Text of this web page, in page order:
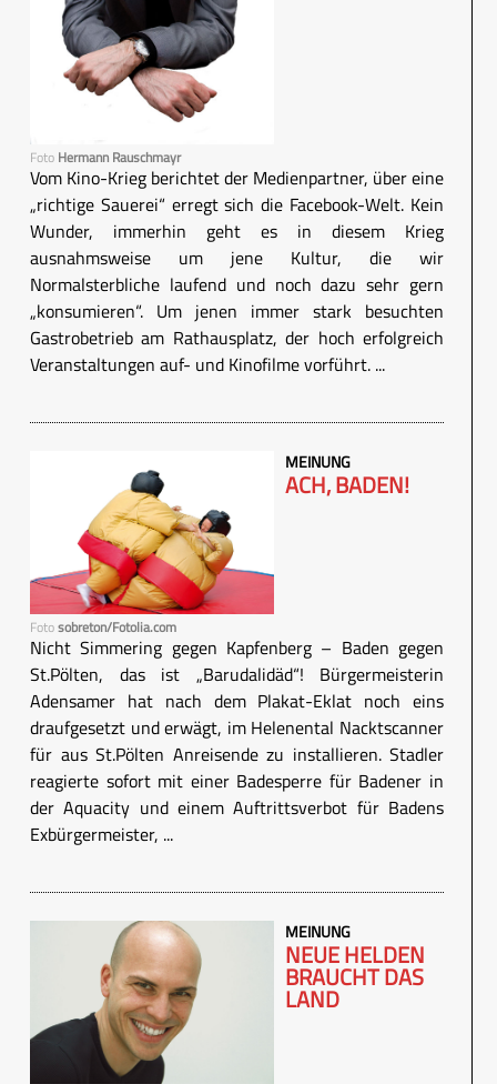
Foto Hermann Rauschmayr
Vom Kino-Krieg berichtet der Medienpartner, über eine
„richtige Sauerei“ erregt sich die Facebook-Welt. Kein
Wunder, immerhin geht es in diesem Krieg
ausnahmsweise um jene Kultur, die wir
Normalsterbliche laufend und noch dazu sehr gern
„konsumieren“. Um jenen immer stark besuchten
Gastrobetrieb am Rathausplatz, der hoch erfolgreich
Veranstaltungen auf- und Kinofilme vorführt. ...
Fotosobreton/Fotolia.com
MEINUNG
ACH, BADEN!
Nicht Simmering gegen Kapfenberg – Baden gegen
St.Pölten, das ist „Barudalidäd“! Bürgermeisterin
Adensamer hat nach dem Plakat-Eklat noch eins
draufgesetzt und erwägt, im Helenental Nacktscanner
für aus St.Pölten Anreisende zu installieren. Stadler
reagierte sofort mit einer Badesperre für Badener in
der Aquacity und einem Auftrittsverbot für Badens
Exbürgermeister, ...
MEINUNG
NEUE HELDEN
BRAUCHT DAS
LAND